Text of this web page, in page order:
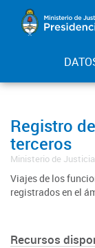
Registro
terceros
Ministerio de
Viajes de los
registrados en el
Recursos